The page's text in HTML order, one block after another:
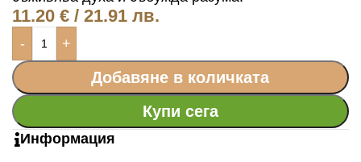
11.20 € / 21.91 лв.
- +
Добавяне в количката
Купи сега
Информация